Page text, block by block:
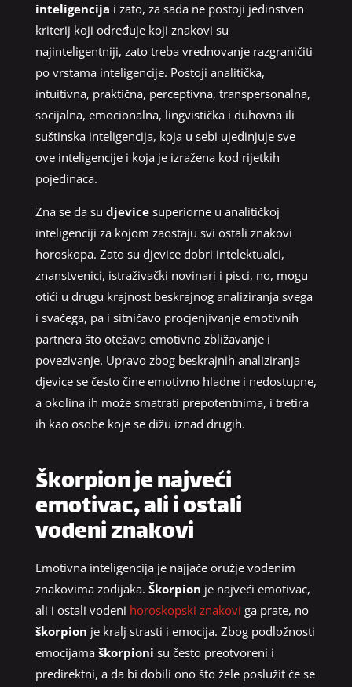
inteligencija i zato, za sada ne postoji jedinstven
kriterij koji određuje koji znakovi su
najinteligentniji, zato treba vrednovanje razgraničiti
po vrstama inteligencije. Postoji analitička,
intuitivna, praktična, perceptivna, transpersonalna,
socijalna, emocionalna, lingvistička i duhovna ili
suštinska inteligencija, koja u sebi ujedinjuje sve
ove inteligencije i koja je izražena kod rijetkih
pojedinaca.
Zna se da su djevicesuperiorne u analitičkoj
inteligenciji za kojom zaostaju svi ostali znakovi
horoskopa. Zato su djevice dobri intelektualci,
znanstvenici, istraživački novinari i pisci, no, mogu
otići u drugu krajnost beskrajnog analiziranja svega
i svačega, pa i sitničavo procjenjivanje emotivnih
partnera što otežava emotivno zbližavanje i
povezivanje. Upravo zbog beskrajnih analiziranja
djevice se često čine emotivno hladne i nedostupne,
a okolina ih može smatrati prepotentnima, i tretira
ih kao osobe koje se dižu iznad drugih.
Škorpion je najveći
emotivac, ali i ostali
vodeni znakovi
Emotivna inteligencija je najjače oružje vodenim
znakovima zodijaka. Škorpion je najveći emotivac,
ali i ostali vodeni horoskopski znakovi ga prate, no
škorpion je kralj strasti i emocija. Zbog podložnosti
emocijama škorpioni su često preotvoreni i
predirektni, a da bi dobili ono što žele poslužit će se